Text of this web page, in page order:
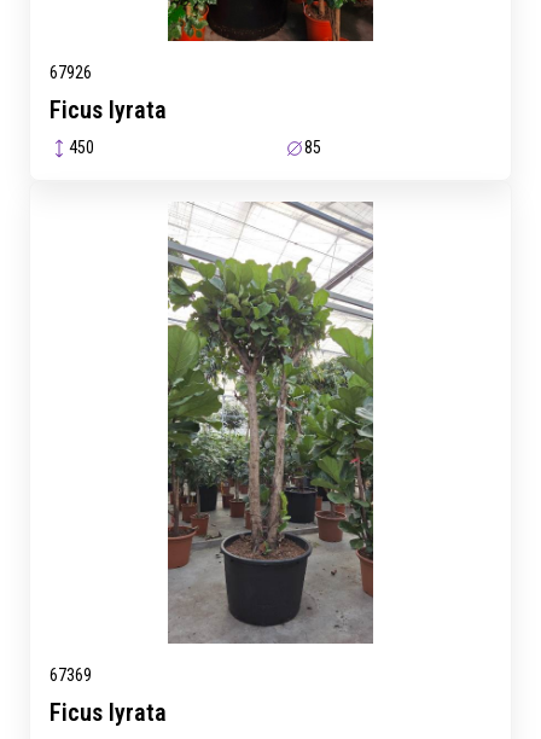
67926
Ficus lyrata
450 85
67369
Ficus lyrata